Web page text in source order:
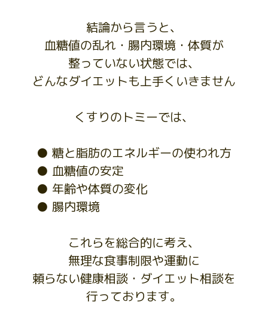
結論から言うと、
血糖値の乱れ・腸内環境・体質が
整っていない状態では、
どんなダイエットも上手くいきません
くすりのトミーでは、
● 糖と脂肪のエネルギーの使われ方
● 血糖値の安定
● 年齢や体質の変化
● 腸内環境
これらを総合的に考え、
無理な食事制限や運動に
頼らない健康相談・ダイエット相談を
行っております。